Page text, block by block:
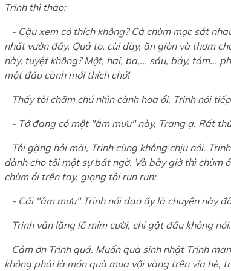
Trinh thì thào:
- Cậu xem có thích không? Cả chùm mọc sát
nhất vườn đấy. Quả to, cùi dày, ăn giòn và thơm
này, tuyệt không? Một, hai, ba,... sáu, bảy, tám...
một đầu cành mới thích chứ!
Thấy tôi chăm chú nhìn cành hoa ổi, Trinh nói
- Tớ đang có một "âm mưu" này, Trang ạ. Rất
Tôi gặng hỏi mãi, Trinh cũng không chịu nói.
dành cho tôi một sự bất ngờ. Và bây giờ thì chùm
chùm ổi trên tay, giọng tôi run run:
- Cái "âm mưu" Trinh nói dạo ấy là chuyện này
Trinh vẫn lặng lẽ mỉm cười, chỉ gật đầu không nói.
Cảm ơn Trinh quá. Muốn quà sinh nhật Trinh
không phải là món quà mua vội vàng trên vỉa hè,